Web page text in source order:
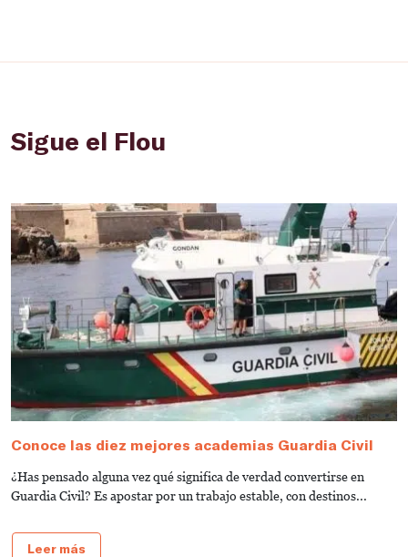
Sigue el Flou
Conoce las diez mejores academias Guardia Civil
¿Has pensado alguna vez qué significa de verdad convertirse en
Guardia Civil? Es apostar por un trabajo estable, con destinos...
Leer más